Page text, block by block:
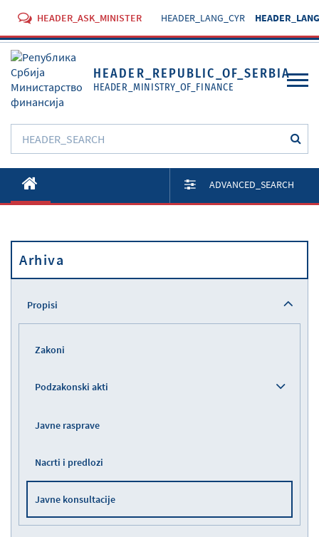
HEADER_ASK_MINISTER HEADER_LANG_CYR
HEADER_REPUBLIC_OF_SERBIA
HEADER_MINISTRY_OF_FINANCE
O Ministarstvu
Aktivnosti
Propisi
ADVANCED_SEARCH
Arhiva
Propisi
Zakoni
Podzakonski akti
Javne rasprave
Nacrti i predlozi
Javne konsultacije